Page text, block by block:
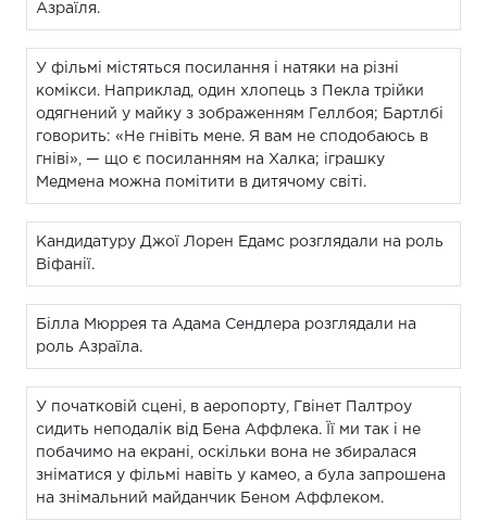
Азраїля.
У фільмі містяться посилання і натяки на різні
комікси. Наприклад, один хлопець з Пекла трійки
одягнений у майку з зображенням Геллбоя; Бартлбі
говорить: «Не гнівіть мене. Я вам не сподобаюсь в
гніві», — що є посиланням на Халка; іграшку
Медмена можна помітити в дитячому світі.
Кандидатуру Джої Лорен Едамс розглядали на роль
Віфанії.
Білла Мюррея та Адама Сендлера розглядали на
роль Азраїла.
У початковій сцені, в аеропорту, Гвінет Палтроу
сидить неподалік від Бена Аффлека. Її ми так і не
побачимо на екрані, оскільки вона не збиралася
зніматися у фільмі навіть у камео, а була запрошена
на знімальний майданчик Беном Аффлеком.